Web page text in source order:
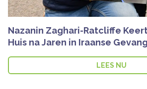
Nazanin Zaghari-Ratcliffe
Huis na Jaren in Iraanse
LEES NU